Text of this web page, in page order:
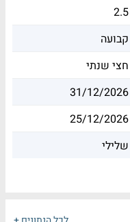
2.5
קבועה
חצי שנתי
31/12/2026
25/12/2026
שלילי